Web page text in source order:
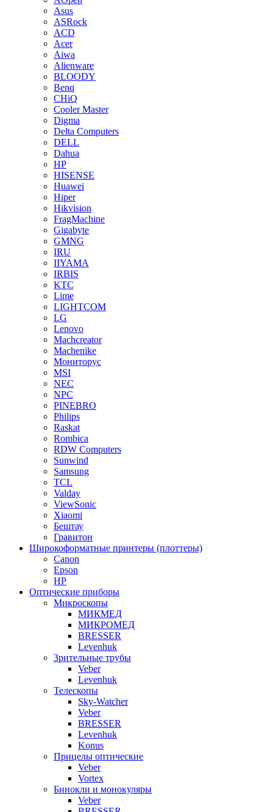
Asus
ASRock
ACD
Acer
Aiwa
Alienware
BLOODY
Benq
CHiQ
Cooler Master
Digma
Delta Computers
DELL
Dahua
HP
HISENSE
Huawei
Hiper
Hikvision
FragMachine
Gigabyte
GMNG
IRU
IIYAMA
IRBIS
KTC
Lime
LIGHTCOM
LG
Lenovo
Machcreator
Machenike
Мониторус
MSI
NEC
NPC
PINEBRO
Philips
Raskat
Rombica
RDW Computers
Sunwind
Samsung
TCL
Valday
ViewSonic
Xiaomi
Бештау
Гравитон
Широкоформатные принтеры (плоттеры)
Canon
Epson
HP
Оптические приборы
Микроскопы
МИКМЕД
МИКРОМЕД
BRESSER
Levenhuk
Зрительные трубы
Veber
Levenhuk
Телескопы
Sky-Watcher
Veber
BRESSER
Levenhuk
Konus
Прицелы оптические
Veber
Vortex
Бинокли и монокуляры
Veber